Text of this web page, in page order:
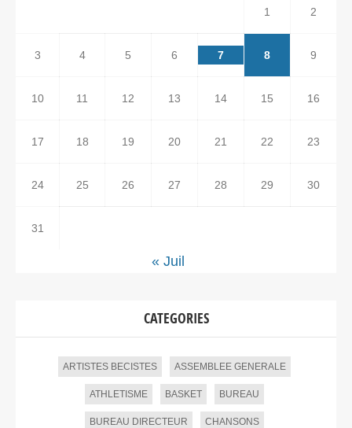
1 2
3 4 5 6 7 8 9
10 11 12 13 14 15 16
17 18 19 20 21 22 23
24 25 26 27 28 29 30
31
« Juil
CATEGORIES
ARTISTES BECISTES ASSEMBLEE GENERALE
ATHLETISME BASKET BUREAU
BUREAU DIRECTEUR CHANSONS